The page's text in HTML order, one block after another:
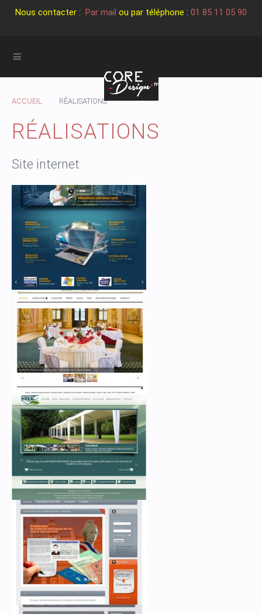
Nous contacter : Par mail ou par téléphone : 01 85 11 05 90
ACCUEIL RÉALISATIONS
RÉALISATIONS
Site internet